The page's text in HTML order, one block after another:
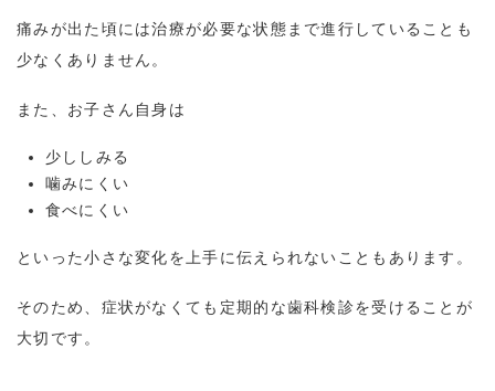
痛みが出た頃には治療が必要な状態まで進行していることも
少なくありません。
また、お子さん自身は
少ししみる
噛みにくい
食べにくい
といった小さな変化を上手に伝えられないこともあります。
そのため、症状がなくても定期的な歯科検診を受けることが
大切です。